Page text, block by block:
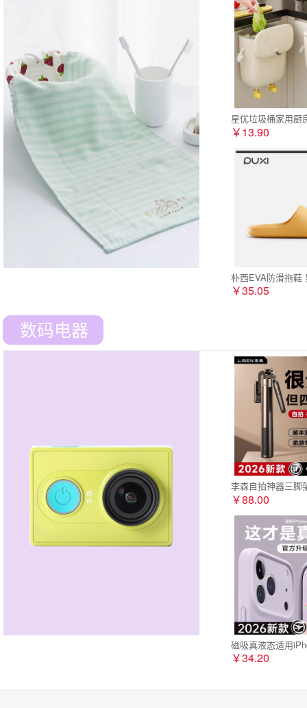
星优垃圾桶家用厨
￥13.90
朴西EVA防滑拖鞋
￥35.05
数码电器
李森自拍神器三脚
￥88.00
磁吸真液态适用
￥34.20